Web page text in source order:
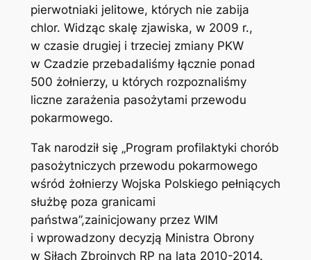
pierwotniaki jelitowe, których nie zabija
chlor. Widząc skalę zjawiska, w 2009 r.,
w czasie drugiej i trzeciej zmiany PKW
w Czadzie przebadaliśmy łącznie ponad
500 żołnierzy, u których rozpoznaliśmy
liczne zarażenia pasożytami przewodu
pokarmowego.
Tak narodził się „Program profilaktyki chorób
pasożytniczych przewodu pokarmowego
wśród żołnierzy Wojska Polskiego pełniących
służbę poza granicami
państwa”,zainicjowany przez WIM
i wprowadzony decyzją Ministra Obrony
w Siłach Zbrojnych RP na lata 2010-2014.